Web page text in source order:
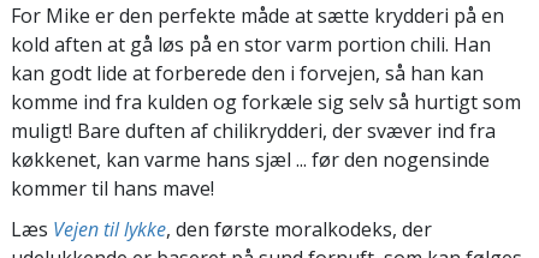
For Mike er den perfekte måde at sætte krydderi på en
kold aften at gå løs på en stor varm portion chili. Han
kan godt lide at forberede den i forvejen, så han kan
komme ind fra kulden og forkæle sig selv så hurtigt som
muligt! Bare duften af chilikrydderi, der svæver ind fra
køkkenet, kan varme hans sjæl ... før den nogensinde
kommer til hans mave!
Læs Vejen til lykke, den første moralkodeks, der